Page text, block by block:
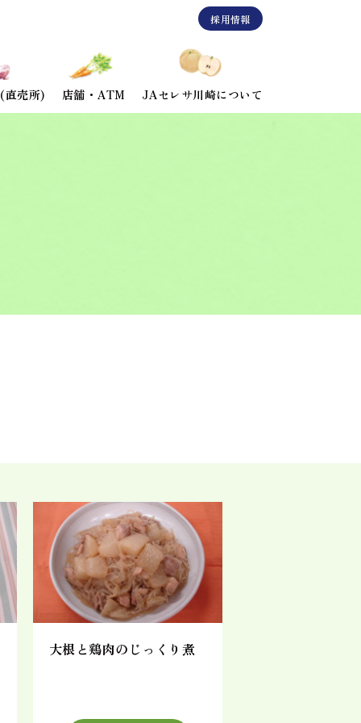
採用情報
直売所) 店舗・ATM JAセレサ川崎について
大根と鶏肉のじっくり煮